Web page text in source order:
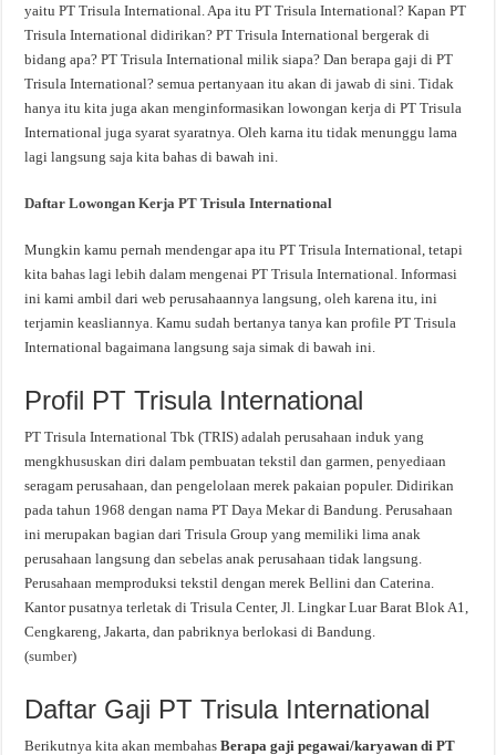
yaitu PT Trisula International. Apa itu PT Trisula International? Kapan PT
Trisula International didirikan? PT Trisula International bergerak di
bidang apa? PT Trisula International milik siapa? Dan berapa gaji di PT
Trisula International? semua pertanyaan itu akan di jawab di sini. Tidak
hanya itu kita juga akan menginformasikan lowongan kerja di PT Trisula
International juga syarat syaratnya. Oleh karna itu tidak menunggu lama
lagi langsung saja kita bahas di bawah ini.
Daftar Lowongan Kerja PT Trisula International
Mungkin kamu pernah mendengar apa itu PT Trisula International, tetapi
kita bahas lagi lebih dalam mengenai PT Trisula International. Informasi
ini kami ambil dari web perusahaannya langsung, oleh karena itu, ini
terjamin keasliannya. Kamu sudah bertanya tanya kan profile PT Trisula
International bagaimana langsung saja simak di bawah ini.
Profil PT Trisula International
PT Trisula International Tbk (TRIS) adalah perusahaan induk yang
mengkhususkan diri dalam pembuatan tekstil dan garmen, penyediaan
seragam perusahaan, dan pengelolaan merek pakaian populer. Didirikan
pada tahun 1968 dengan nama PT Daya Mekar di Bandung. Perusahaan
ini merupakan bagian dari Trisula Group yang memiliki lima anak
perusahaan langsung dan sebelas anak perusahaan tidak langsung.
Perusahaan memproduksi tekstil dengan merek Bellini dan Caterina.
Kantor pusatnya terletak di Trisula Center, Jl. Lingkar Luar Barat Blok A1,
Cengkareng, Jakarta, dan pabriknya berlokasi di Bandung.
(sumber)
Daftar Gaji PT Trisula International
Berikutnya kita akan membahasBerapa gaji pegawai/karyawan di PT